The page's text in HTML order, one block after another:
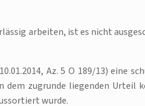
arbeiten, ist es nicht
Az. 5 O 189/13) eine
zugrunde liegenden Urteil
wurde.